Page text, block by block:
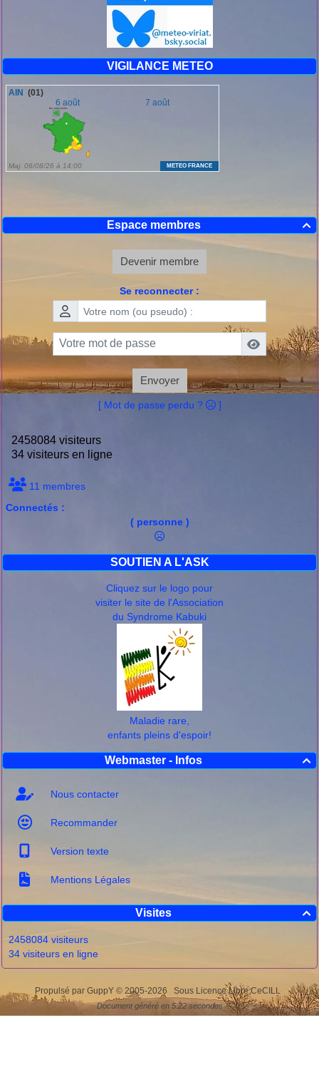
VIGILANCE METEO

Espace membres
Devenir membre
Se reconnecter :
Envoyer
[ Mot de passe perdu ? ]
2458084 visiteurs
34 visiteurs en ligne
11 membres
Connectés :
( personne )
SOUTIEN A L'ASK
Cliquez sur le logo pour
visiter le site de l'Association
du Syndrome Kabuki
Maladie rare,
enfants pleins d'espoir!

Webmaster - Infos
Nous contacter
Recommander
Version texte
Mentions Légales

Visites
2458084 visiteurs
34 visiteurs en ligne
Propulsé par GuppY © 2005-2026 Sous Licence Libre CeCILL
Document généré en 5.22 secondes